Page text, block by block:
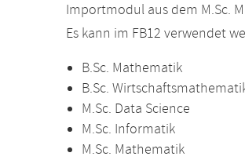
Importmodul aus dem M.Sc.
Es kann im FB12 verwendet
B.Sc. Mathematik
B.Sc.
M.Sc. Data Science
M.Sc. Informatik
M.Sc. Mathematik